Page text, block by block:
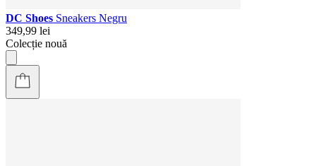
DC Shoes Sneakers Negru
349,99 lei
Colecție nouă